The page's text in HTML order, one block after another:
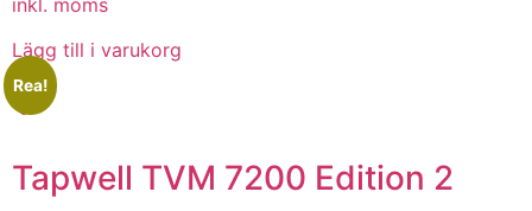
Lägg till i varukorg
Rea!
Tapwell TVM 7200 Edition 2